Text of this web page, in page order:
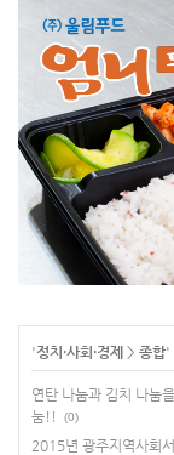
'정치·사회·경제 > 종합'
연탄 나눔과 김치 나눔
눔!!
(0)
2015년 광주지역사회